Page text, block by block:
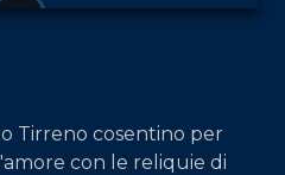
Tirreno cosentino per
con le reliquie di